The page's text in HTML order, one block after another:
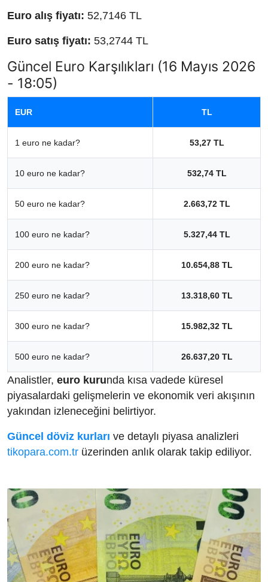
Euro alış fiyatı: 52,7146 TL
Euro satış fiyatı: 53,2744 TL
Güncel Euro Karşılıkları (16 Mayıs 2026
- 18:05)
EUR TL
1 euro ne kadar? 53,27 TL
10 euro ne kadar? 532,74 TL
50 euro ne kadar? 2.663,72 TL
100 euro ne kadar? 5.327,44 TL
200 euro ne kadar? 10.654,88 TL
250 euro ne kadar? 13.318,60 TL
300 euro ne kadar? 15.982,32 TL
500 euro ne kadar? 26.637,20 TL
Analistler, euro kurunda kısa vadede küresel
piyasalardaki gelişmelerin ve ekonomik veri akışının
yakından izleneceğini belirtiyor.
Güncel döviz kurları ve detaylı piyasa analizleri
tikopara.com.tr üzerinden anlık olarak takip ediliyor.